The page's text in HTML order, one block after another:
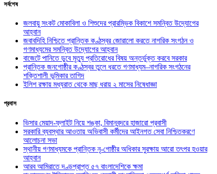
সর্বশেষ
জলবায়ু সংকট মোকাবিলা ও শিশুদের প্রারম্ভিক বিকাশে সমন্বিত উদ্যোগের
আহ্বান
জবাবদিহি নিশ্চিতে প্রান্তিক কণ্ঠস্বর জোরালো করতে নাগরিক সংগঠন ও
গণমাধ্যমের সমন্বিত উদ্যোগের আহ্বান
বাজেটে পানিতে ডুবে মৃত্যু প্রতিরোধের বিষয় অন্তর্ভুক্ত করবে সরকার
প্রান্তিক জনগোষ্ঠীর কণ্ঠস্বর তুলে ধরতে গণমাধ্যম–নাগরিক সংগঠনের
শক্তিশালী ভূমিকার তাগিদ
ইলিশ রক্ষায় মধ্যরাত থেকে মাছ ধরায় ২ মাসের নিষেধাজ্ঞা
প্রবাস
ভিসার মেয়াদ-ফ্লাইট নিয়ে শঙ্কা, বিমানবন্দরে হাজারো প্রবাসী
সরকারি ব্যবস্থার আওতায় অভিবাসী কর্মীদের আইনগত সেবা নিশ্চিতকরণে
আলোচনা সভা
স্থানীয় গণমাধ্যমকে প্রান্তিক নৃ-গোষ্ঠীর অধিকার সুরক্ষায় আরো তৎপর হওয়ার
আহ্বান
আরব আমিরাতে দণ্ডপ্রাপ্ত ৫৭ বাংলাদেশিকে ক্ষমা